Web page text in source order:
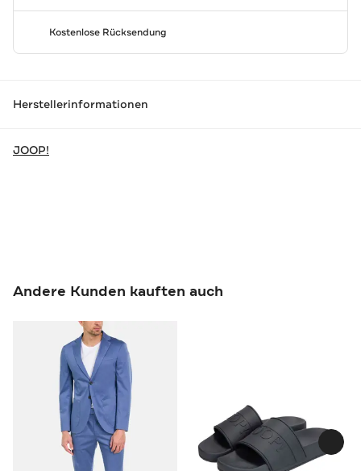
Kostenlose Rücksendung
Herstellerinformationen
JOOP!
Andere Kunden kauften auch